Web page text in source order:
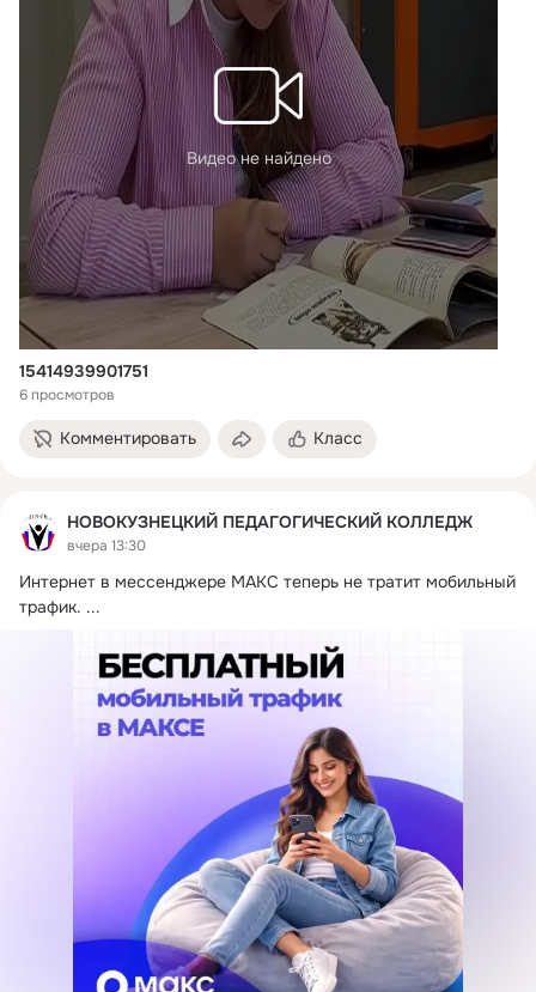
Видео не найдено
15414939901751
6 просмотров
Комментировать Класс
НОВОКУЗНЕЦКИЙ ПЕДАГОГИЧЕСКИЙ КОЛЛЕДЖ
вчера 13:30
Интернет в мессенджере МАКС теперь не тратит мобильный
трафик. ...